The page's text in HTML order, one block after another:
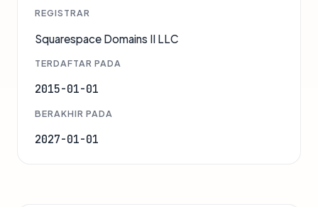
REGISTRAR
Squarespace Domains II LLC
TERDAFTAR PADA
2015-01-01
BERAKHIR PADA
2027-01-01